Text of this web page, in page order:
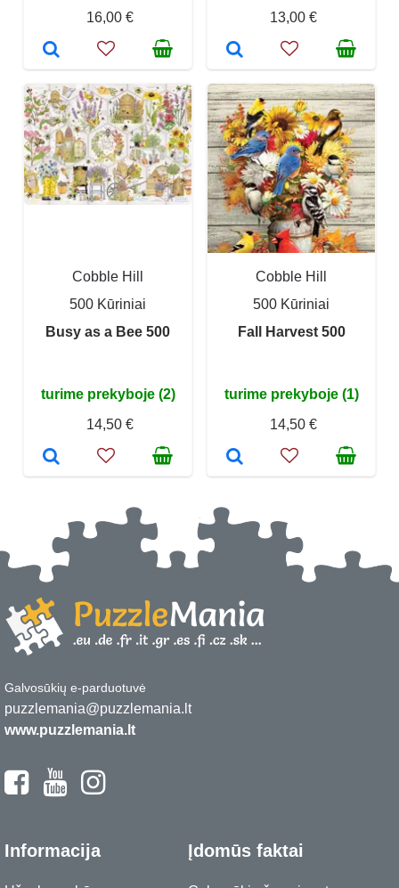
16,00 €
13,00 €
Cobble Hill
500 Kūriniai
Busy as a Bee 500
turime prekyboje (2)
14,50 €
Cobble Hill
500 Kūriniai
Fall Harvest 500
turime prekyboje (1)
14,50 €
Galvosūkių e-parduotuvė
puzzlemania@puzzlemania.lt
www.puzzlemania.lt
Informacija Įdomūs faktai